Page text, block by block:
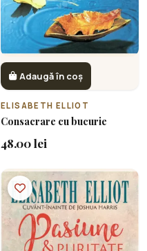
Adaugă în coș
ELISABETH ELLIOT
Consacrare cu bucurie
48.00 lei